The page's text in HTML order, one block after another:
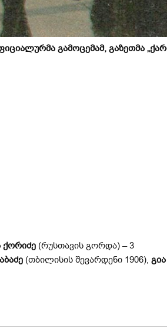
გამოცემამ, გაზეთმა
ქორიძე (რუსთავის გორდა) – 3
(თბილისის შევარდენი 1906),